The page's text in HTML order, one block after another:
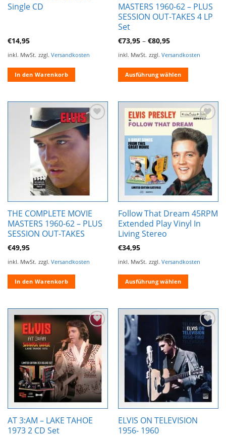
werden
Single CD
€14,95
inkl. MwSt. zzgl. Versandkosten
In den Warenkorb
MASTERS 1960-62 – PLUS
SESSION OUT-TAKES 4 LP
Set
€73,95– €80,95
inkl. MwSt. zzgl. Versandkosten
Ausführung wählen
weist
mehrere
Varianten
auf.
Die
Optionen
können
auf
Produktseite
gewählt
werden
Zur
Wunschliste
hinzufügen
THE COMPLETE MOVIE
MASTERS 1960-62 – PLUS
SESSION OUT-TAKES
€49,95
inkl. MwSt. zzgl. Versandkosten
In den Warenkorb
Zur
Wunschliste
hinzufügen
Follow That Dream 45RPM
Extended Play Vinyl In
Living Stereo
€34,95
inkl. MwSt. zzgl. Versandkosten
Ausführung wählen
weist
mehrere
Varianten
auf.
Die
Optionen
können
der
Produktseite
gewählt
werden
Zur
Wunschliste
hinzufügen
AT 3:AM – LAKE TAHOE
1973 2 CD Set
Zur
Wunschliste
hinzufügen
ELVIS ON TELEVISION
1956- 1960